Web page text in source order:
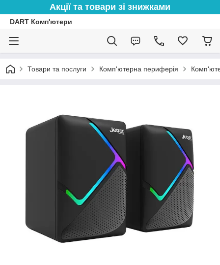
Акції та товари зі знижками
DART Комп'ютери
Товари та послуги Комп'ютерна периферія